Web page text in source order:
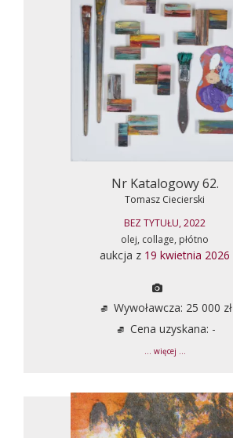
Nr Katalogowy 62.
Tomasz Ciecierski
BEZ TYTUŁU, 2022
olej, collage, płótno
aukcja z 19 kwietnia 2026
Wywoławcza: 25 000 zł
Cena uzyskana: -
... więcej ...